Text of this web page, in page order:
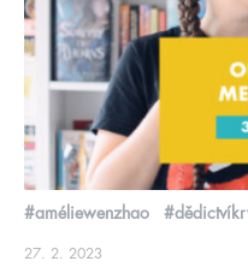
#améliewenzhao
27. 2. 2023